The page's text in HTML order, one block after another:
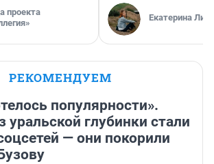
проекта
Екатерина
РЕКОМЕНДУЕМ
популярности».
уральской глубинки стали
— они покорили